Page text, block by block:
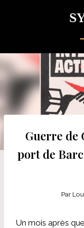
Guerre de
port de
Par
Un mois après